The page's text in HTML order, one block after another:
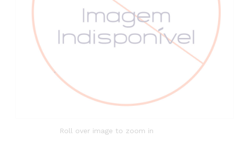
Roll over image to zoom in